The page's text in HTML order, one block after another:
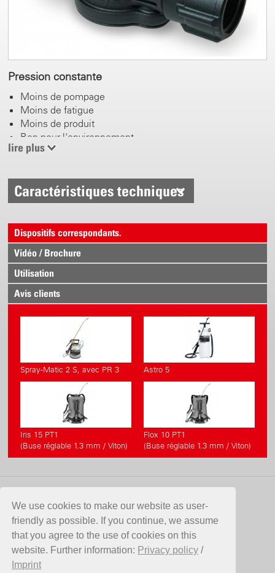
We use cookies to make our website as user-
friendly as possible. If you continue, we assume
that you agree to the use of cookies on this
website. Further information: Privacy policy /
Imprint
Pression constante
Moins de pompage
Moins de fatigue
Moins de produit
Bon pour l'environnement
lire plus
Caractéristiques techniques
Dispositifs correspondants.
Vidéo / Brochure
Utilisation
Avis clients
Spray-Matic 2 S, avec PR 3 Astro 5
Iris 15 PT1
(Buse réglable 1.3 mm / Viton)
Flox 10 PT1
(Buse réglable 1.3 mm / Viton)
CONTACT
Birchmeier Sprühtechnik AG
Im Stetterfeld 1
5608 Stetten
Suisse